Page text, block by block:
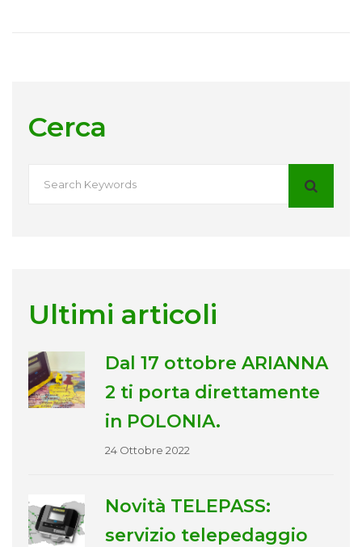
Cerca
Ultimi articoli
Dal 17 ottobre ARIANNA
2 ti porta direttamente
in POLONIA.
24 Ottobre 2022
Novità TELEPASS:
servizio telepedaggio